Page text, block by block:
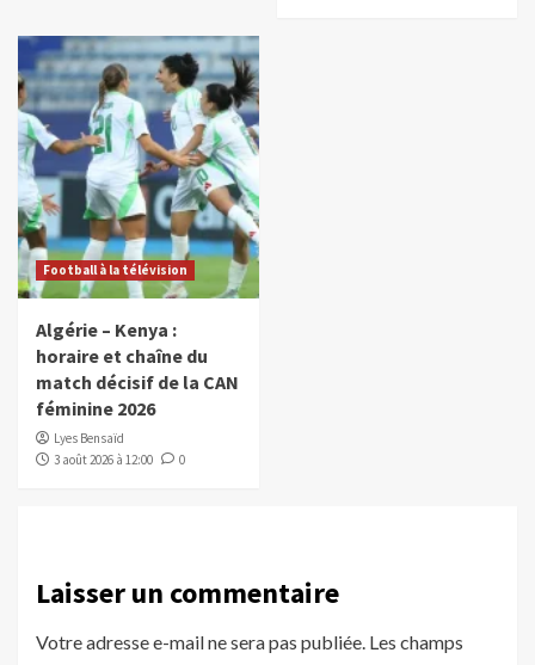
Football à la télévision
Algérie – Kenya :
horaire et chaîne du
match décisif de la CAN
féminine 2026
Lyes Bensaïd
3 août 2026 à 12:00
0
Laisser un commentaire
Votre adresse e-mail ne sera pas publiée. Les champs